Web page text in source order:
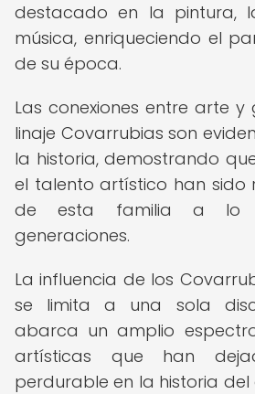
destacado en la pintura,
música, enriqueciendo el
de su época.
Las conexiones entre arte
linaje Covarrubias son
la historia, demostrando
el talento artístico han sido
de esta familia a lo
generaciones.
La influencia de los
se limita a una sola
abarca un amplio
artísticas que han
perdurable en la historia del